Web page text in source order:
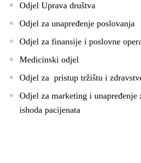
Odjel Uprava društva
Odjel za unapređenje poslovanja
Odjel za finansije i poslovne
Medicinski odjel
Odjel za pristup tržištu i
Odjel za marketing i unapređenje
ishoda pacijenata